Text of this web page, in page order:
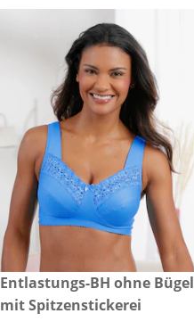
CHF 99.00
Entlastungs-BH ohne Bügel
mit Spitzenstickerei